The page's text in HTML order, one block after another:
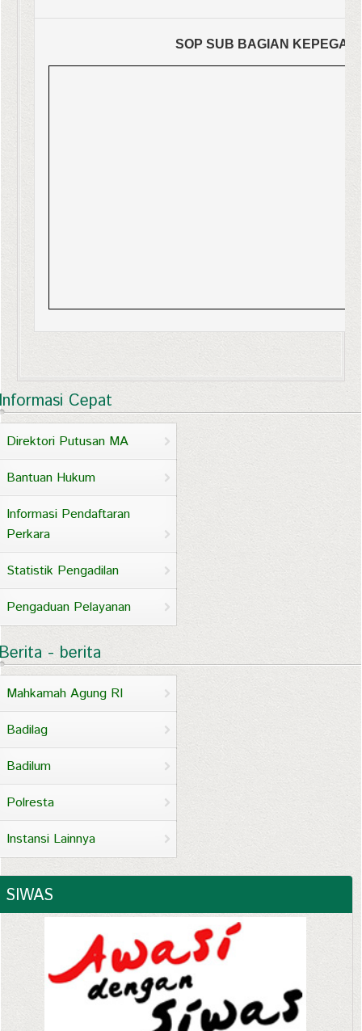
SOP SUB BAGIAN
Cepat
Direktori Putusan MA
Bantuan Hukum
Informasi Pendaftaran
Perkara
Statistik Pengadilan
Pengaduan Pelayanan
- berita
Mahkamah Agung RI
Badilag
Badilum
Polresta
Instansi Lainnya
SIWAS